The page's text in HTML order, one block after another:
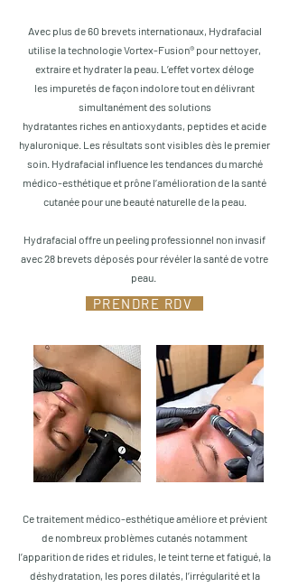
Avec plus de 60 brevets internationaux, Hydrafacial
utilise la technologie Vortex-Fusion® pour nettoyer,
extraire et hydrater la peau. L’effet vortex déloge
les impuretés de façon indolore tout en délivrant
simultanément des solutions
hydratantes riches en antioxydants, peptides et acide
hyaluronique. Les résultats sont visibles dès le premier
soin. Hydrafacial influence les tendances du marché
médico-esthétique et prône l’amélioration de la santé
cutanée pour une beauté naturelle de la peau.
Hydrafacial offre un peeling professionnel non invasif
avec 28 brevets déposés pour révéler la santé de votre
peau.
PRENDRE RDV
Ce traitement médico-esthétique améliore et prévient
de nombreux problèmes cutanés notamment
l’apparition de rides et ridules, le teint terne et fatigué, la
déshydratation, les pores dilatés, l’irrégularité et la